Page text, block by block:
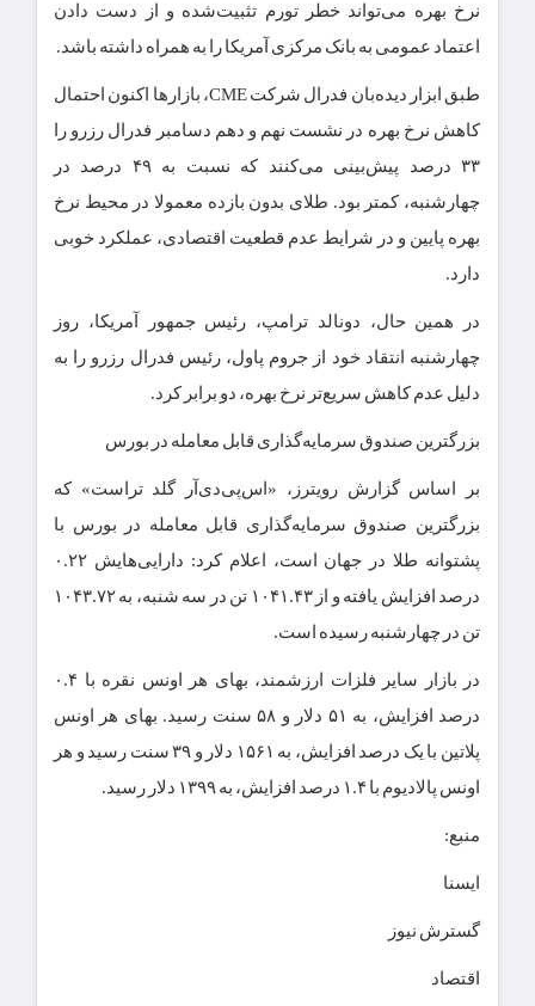
نرخ بهره می‌تواند خطر تورم تثبیت‌شده و از دست دادن
اعتماد عمومی به بانک مرکزی آمریکا را به همراه داشته باشد.
طبق ابزار دیده‌بان فدرال شرکت CME، بازارها اکنون احتمال
کاهش نرخ بهره در نشست نهم و دهم دسامبر فدرال رزرو را
۳۳ درصد پیش‌بینی می‌کنند که نسبت به ۴۹ درصد در
چهارشنبه، کمتر بود. طلای بدون بازده معمولا در محیط نرخ
بهره پایین و در شرایط عدم قطعیت اقتصادی، عملکرد خوبی
دارد.
در همین حال، دونالد ترامپ، رئیس جمهور آمریکا، روز
چهارشنبه انتقاد خود از جروم پاول، رئیس فدرال رزرو را به
دلیل عدم کاهش سریع‌تر نرخ بهره، دو برابر کرد.
بزرگترین صندوق سرمایه‌گذاری قابل معامله در بورس
بر اساس گزارش رویترز، «اس‌پی‌دی‌آر گلد تراست» که
بزرگترین صندوق سرمایه‌گذاری قابل معامله در بورس با
پشتوانه طلا در جهان است، اعلام کرد: دارایی‌هایش ۰.۲۲
درصد افزایش یافته و از ۱۰۴۱.۴۳ تن در سه شنبه، به ۱۰۴۳.۷۲
تن در چهارشنبه رسیده است.
در بازار سایر فلزات ارزشمند، بهای هر اونس نقره با ۰.۴
درصد افزایش، به ۵۱ دلار و ۵۸ سنت رسید. بهای هر اونس
پلاتین با یک درصد افزایش، به ۱۵۶۱ دلار و ۳۹ سنت رسید و هر
اونس پالادیوم با ۱.۴ درصد افزایش، به ۱۳۹۹ دلار رسید.
منبع:
ايسنا
گسترش نیوز
اقتصاد